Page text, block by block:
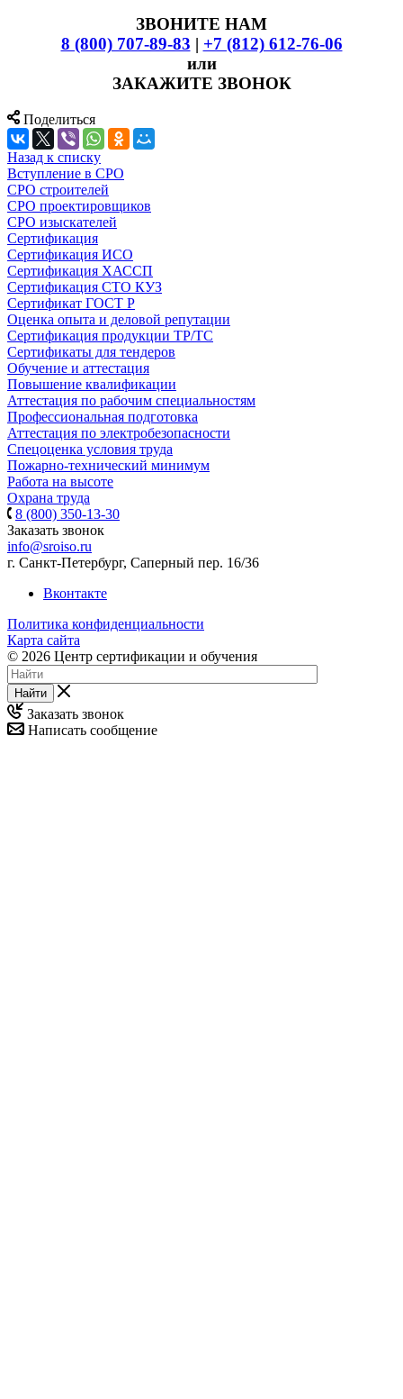
ЗВОНИТЕ НАМ
8 (800) 707-89-83 | +7 (812) 612-76-06
или
ЗАКАЖИТЕ ЗВОНОК
Поделиться
Назад к списку
Вступление в СРО
СРО строителей
СРО проектировщиков
СРО изыскателей
Сертификация
Сертификация ИСО
Сертификация ХАССП
Сертификация СТО КУЗ
Сертификат ГОСТ Р
Оценка опыта и деловой репутации
Сертификация продукции ТР/ТС
Сертификаты для тендеров
Обучение и аттестация
Повышение квалификации
Аттестация по рабочим специальностям
Профессиональная подготовка
Аттестация по электробезопасности
Спецоценка условия труда
Пожарно-технический минимум
Работа на высоте
Охрана труда
8 (800) 350-13-30
Заказать звонок
info@sroiso.ru
г. Санкт-Петербург, Саперный пер. 16/36
Вконтакте
Политика конфиденциальности
Карта сайта
© 2026 Центр сертификации и обучения
Найти
Заказать звонок
Написать сообщение